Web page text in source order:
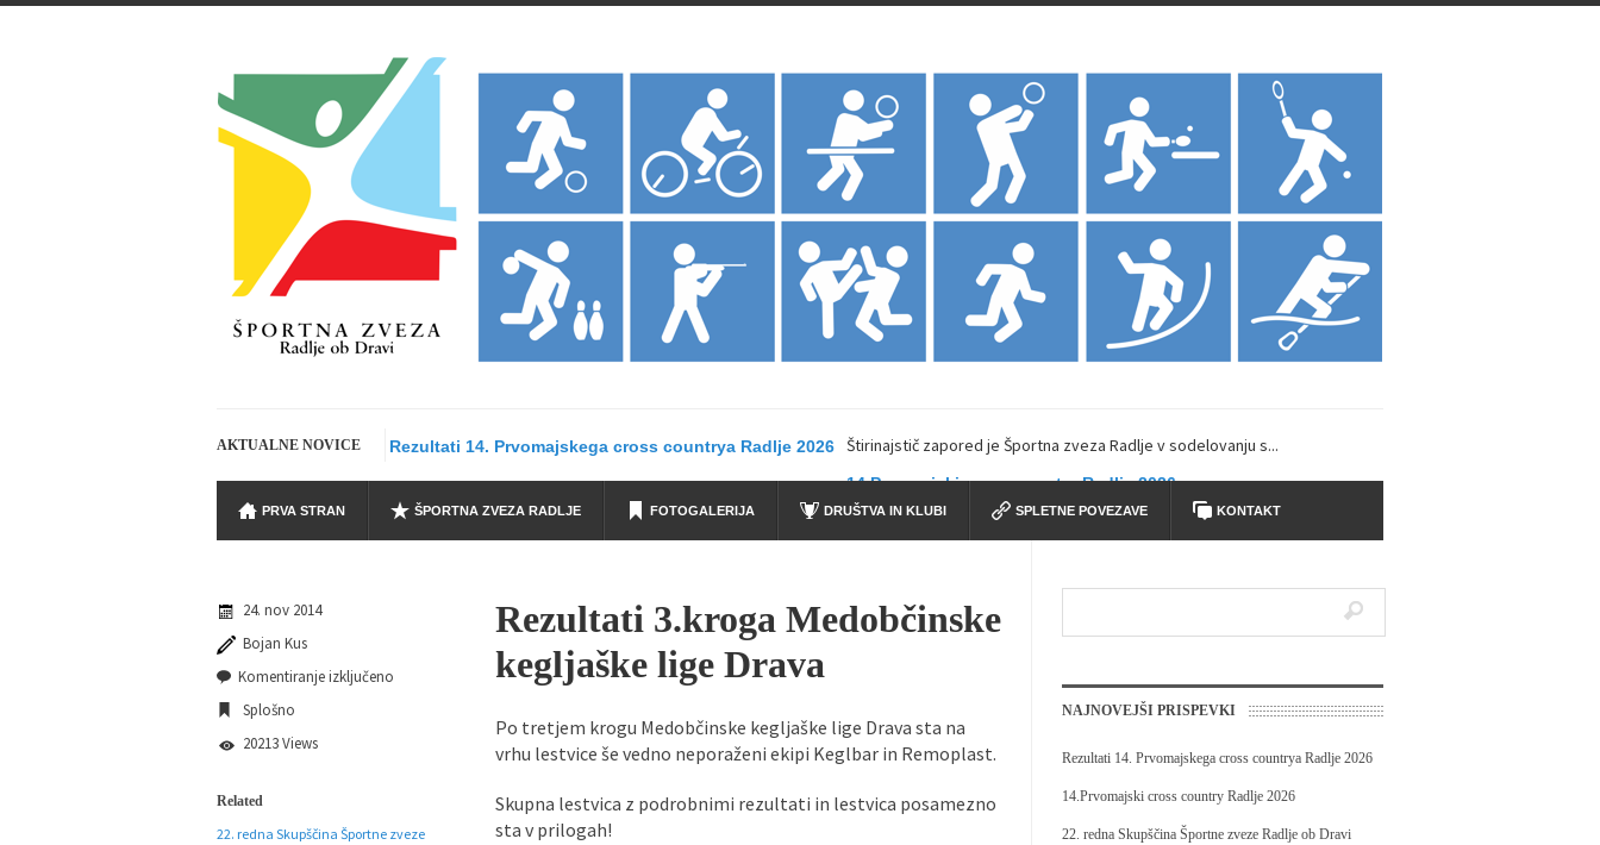
AKTUALNE NOVICE Rezultati 14. Prvomajskega cross countrya Radlje 2026 Štirinajstič zapored je Športna zveza Radlje v sodelovanju s...
14.Prvomajski cross country Radlje 2026
1. MAJ 2026 - Športna zveza Radlje bo v... 22. redna Skupščina Športne zveze Radlje ob Dravi
Športna zveza Radlje ob Dravi, je v sodelovanju z...
PRVA STRAN ŠPORTNA ZVEZA RADLJE FOTOGALERIJA DRUŠTVA IN KLUBI SPLETNE POVEZAVE KONTAKT
24. nov 2014
Bojan Kus
Komentiranje izključeno
Splošno
20213 Views
Related
22. redna Skupščina Športne zveze
Rezultati 3.kroga Medobčinske
kegljaške lige Drava
Po tretjem krogu Medobčinske kegljaške lige Drava sta na
vrhu lestvice še vedno neporaženi ekipi Keglbar in Remoplast.
Skupna lestvica z podrobnimi rezultati in lestvica posamezno
sta v prilogah!
NAJNOVEJŠI PRISPEVKI
Rezultati 14. Prvomajskega cross countrya Radlje 2026
14.Prvomajski cross country Radlje 2026
22. redna Skupščina Športne zveze Radlje ob Dravi